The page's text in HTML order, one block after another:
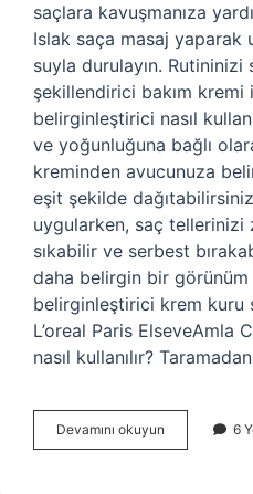
saçlara kavuşmanıza
Islak saça masaj yaparak
suyla durulayın.
şekillendirici bakım kremi
belirginleştirici nasıl
ve yoğunluğuna bağlı
kreminden avucunuza
eşit şekilde
uygularken, saç
sıkabilir ve serbest
daha belirgin bir görünüm
belirginleştirici krem kuru
L’oreal Paris ElseveAmla
nasıl kullanılır?
Devamını okuyun
Rocher
6